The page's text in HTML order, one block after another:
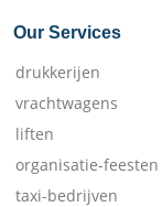
Our Services
drukkerijen
vrachtwagens
liften
organisatie-feesten
taxi-bedrijven